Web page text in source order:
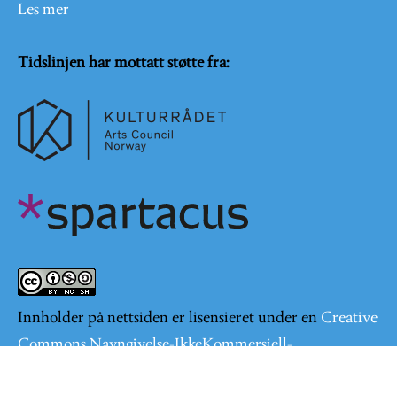
Les mer
Tidslinjen har mottatt støtte fra:
Innholder på nettsiden er lisensieret under en Creative
Commons Navngivelse-IkkeKommersiell-